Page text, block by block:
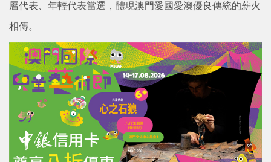
層代表、年輕代表當選，體現澳門愛國愛澳優良傳統的薪火
相傳。